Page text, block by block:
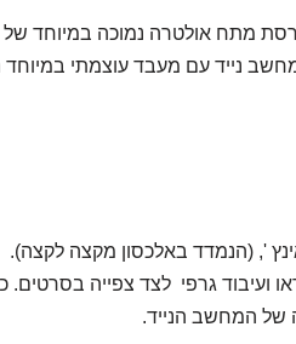
מתח אולטרה נמוכה במיוחד
נייד עם מעבד עוצמתי במיוחד
ועיבוד גרפי לצד צפייה
של המחשב הנייד.